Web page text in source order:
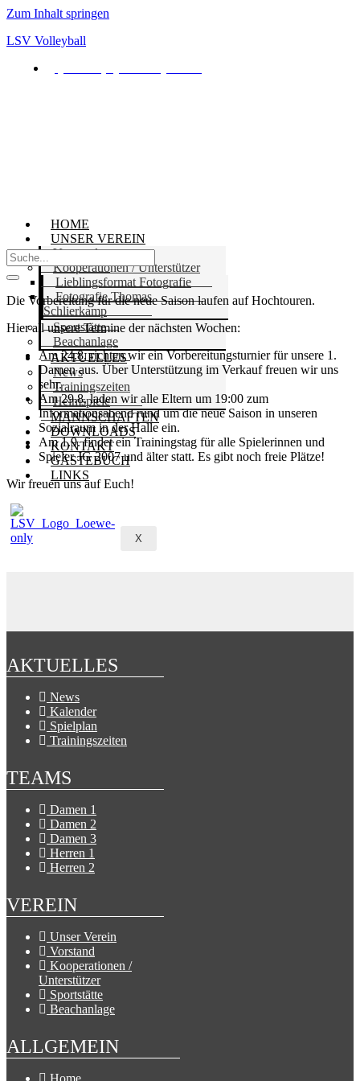
Zum Inhalt springen
LSV Volleyball
HOME
UNSER VEREIN
Vorstand
Kooperationen / Unterstützer
Lieblingsformat Fotografie
Fotografie Thomas
Schlierkamp
Sportstätte
Beachanlage
AKTUELLES
News
Trainingszeiten
Heimspiele
MANNSCHAFTEN
DOWNLOADS
KONTAKT
GÄSTEBUCH
LINKS
X
Die Vorbereitung für die neue Saison laufen auf Hochtouren.
Hier all unsere Termine der nächsten Wochen:
Am 24.8. richten wir ein Vorbereitungsturnier für unsere 1.
Damen aus. Über Unterstützung im Verkauf freuen wir uns
sehr.
Am 29.8. laden wir alle Eltern um 19:00 zum
Informationsabend rund um die neue Saison in unseren
Sozialraum in der Halle ein.
Am 1.9. findet ein Trainingstag für alle Spielerinnen und
Spieler JG 2007 und älter statt. Es gibt noch freie Plätze!
Wir freuen uns auf Euch!
AKTUELLES
News
Kalender
Spielplan
Trainingszeiten
TEAMS
Damen 1
Damen 2
Damen 3
Herren 1
Herren 2
VEREIN
Unser Verein
Vorstand
Kooperationen /
Unterstützer
Sportstätte
Beachanlage
ALLGEMEIN
Home